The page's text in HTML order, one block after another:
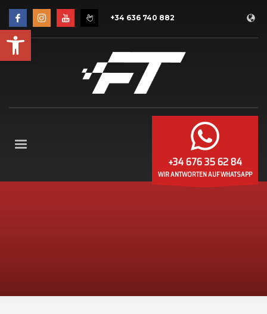
Werkzeugleiste öffnen
+34 636 740 882
+34 676 35 62 84
WIR ANTWORTEN AUF WHATSAPP